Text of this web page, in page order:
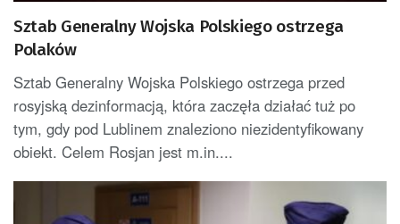
Sztab Generalny Wojska Polskiego ostrzega
Polaków
Sztab Generalny Wojska Polskiego ostrzega przed
rosyjską dezinformacją, która zaczęła działać tuż po
tym, gdy pod Lublinem znaleziono niezidentyfikowany
obiekt. Celem Rosjan jest m.in....